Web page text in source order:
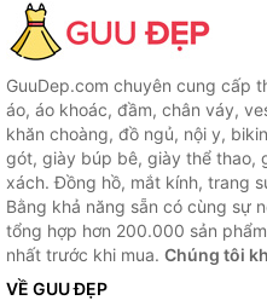
GuuDep.com chuyên cung cấp
áo, áo khoác, đầm, chân váy,
khăn choàng, đồ ngủ, nội y,
gót, giày búp bê, giày thể thao,
xách. Đồng hồ, mắt kính, trang
Bằng khả năng sẵn có cùng sự
tổng hợp hơn 200.000 sản
nhất trước khi mua. Chúng tôi
VỀ GUU ĐẸP